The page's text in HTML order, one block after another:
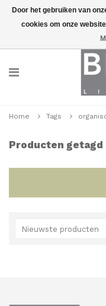
Home Tags
Producten
Nieuwste producten
Door het gebruiken van
cookies om onze